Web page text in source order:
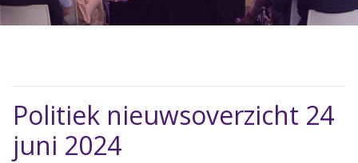
Politiek nieuwsoverzicht 24
juni 2024